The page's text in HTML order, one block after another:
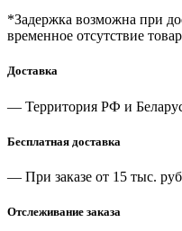
*Задержка возможна при
временное отсутствие
Доставка
— Территория РФ и
Бесплатная доставка
— При заказе от 15 тыс. руб
Отслеживание заказа